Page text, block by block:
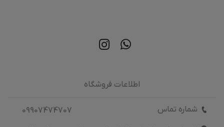
اطلاعات فروشگاه
شماره تماس
09907474707